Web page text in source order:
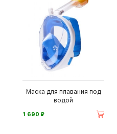
Маска для плавания под
водой
1 690 ⃏